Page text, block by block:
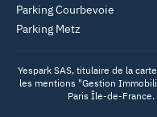
Parking Courbevoie
Parking Metz
Yespark SAS, titulaire de la
les mentions "Gestion
Paris Île-de-